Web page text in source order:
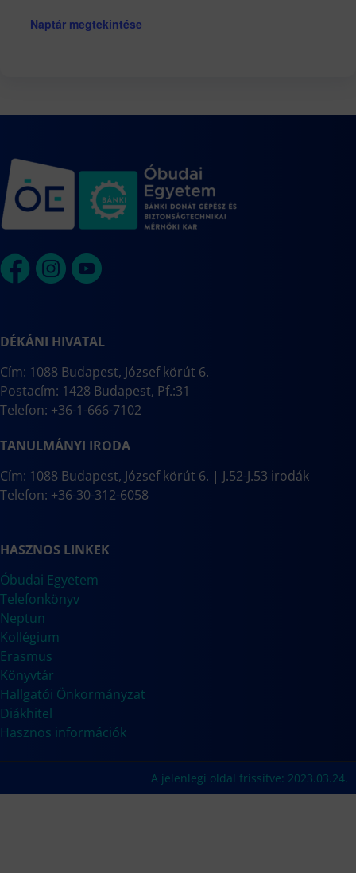
Naptár megtekintése
DÉKÁNI HIVATAL
Cím: 1088 Budapest, József körút 6.
Postacím: 1428 Budapest, Pf.:31
Telefon: +36-1-666-7102
TANULMÁNYI IRODA
Cím: 1088 Budapest, József körút 6. | J.52-J.53 irodák
Telefon: +36-30-312-6058
HASZNOS LINKEK
Óbudai Egyetem
Telefonkönyv
Neptun
Kollégium
Erasmus
Könyvtár
Hallgatói Önkormányzat
Diákhitel
Hasznos információk
A jelenlegi oldal frissítve: 2023.03.24.